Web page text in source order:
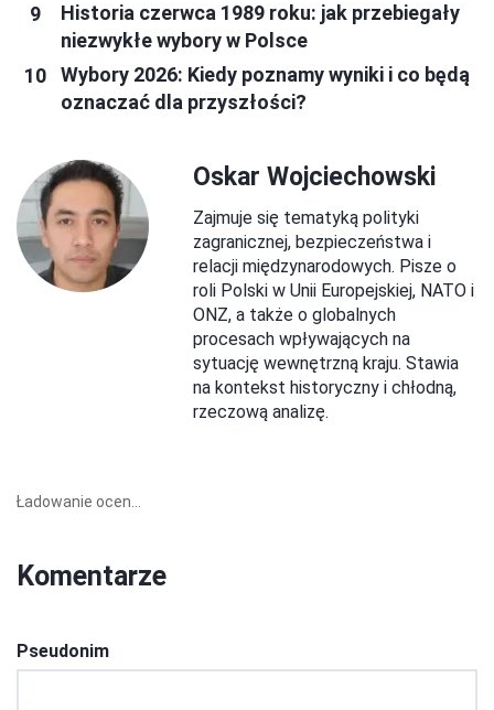
Historia czerwca 1989 roku: jak przebiegały
niezwykłe wybory w Polsce
Wybory 2026: Kiedy poznamy wyniki i co będą
oznaczać dla przyszłości?
Oskar Wojciechowski
Zajmuje się tematyką polityki
zagranicznej, bezpieczeństwa i
relacji międzynarodowych. Pisze o
roli Polski w Unii Europejskiej, NATO i
ONZ, a także o globalnych
procesach wpływających na
sytuację wewnętrzną kraju. Stawia
na kontekst historyczny i chłodną,
rzeczową analizę.
Ładowanie ocen...
Komentarze
Pseudonim